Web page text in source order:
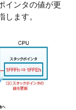
インタの値が更
ます。